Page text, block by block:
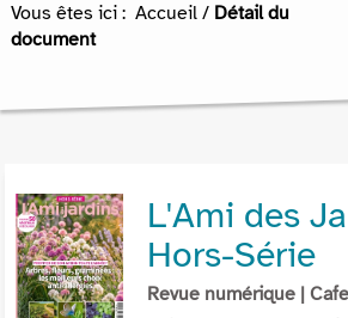
Vous êtes ici : Accueil / Détail du
document
L'Ami des
Hors-Série
Revue numérique |